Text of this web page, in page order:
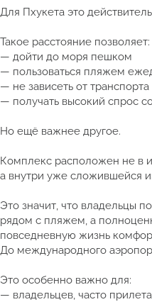
Для Пхукета это
Такое расстояние позволяет:
— дойти до моря пешком
— пользоваться пляжем
— не зависеть от транспорта
— получать высокий спрос
Но ещё важнее другое.
Комплекс расположен не в
а внутри уже сложившейся
Это значит, что владельцы
рядом с пляжем, а
повседневную жизнь
До международного
Это особенно важно для:
— владельцев, часто